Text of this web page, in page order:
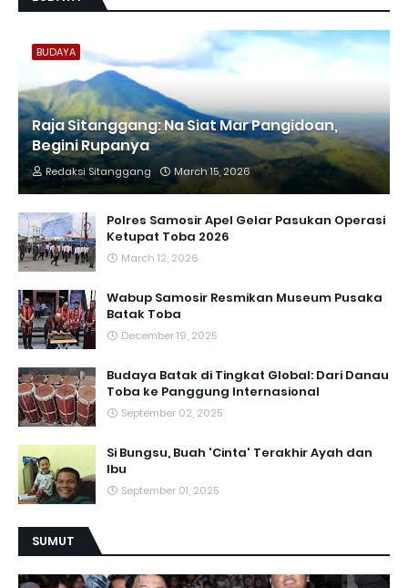
BUDAYA
Raja Sitanggang: Na Siat Mar Pangidoan,
Begini Rupanya
Redaksi Sitanggang March 15, 2026
Polres Samosir Apel Gelar Pasukan Operasi
Ketupat Toba 2026
March 12, 2026
Wabup Samosir Resmikan Museum Pusaka
Batak Toba
December 19, 2025
Budaya Batak di Tingkat Global: Dari Danau
Toba ke Panggung Internasional
September 02, 2025
Si Bungsu, Buah 'Cinta' Terakhir Ayah dan
Ibu
September 01, 2025
SUMUT